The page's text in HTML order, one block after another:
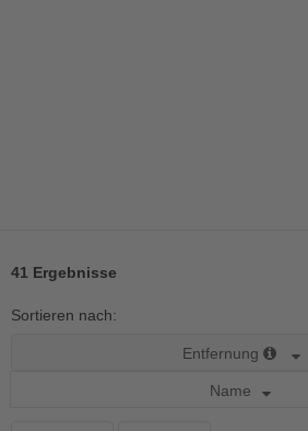
41 Ergebnisse
Sortieren nach:
Entfernung
Name